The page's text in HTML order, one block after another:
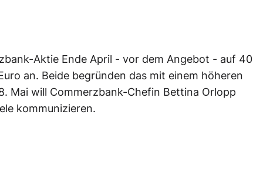
Aktie Ende April - vor dem Angebot - auf 40
an. Beide begründen das mit einem höheren
Mai will Commerzbank-Chefin Bettina Orlopp
kommunizieren.